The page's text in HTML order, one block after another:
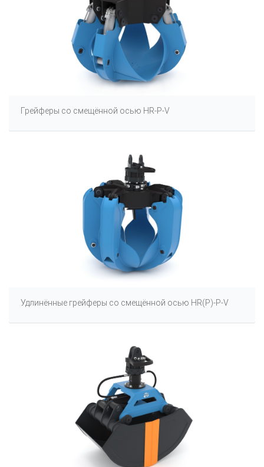
Грейферы со смещённой осью HR-P-V
Удлинённые грейферы со смещённой осью HR(P)-P-V